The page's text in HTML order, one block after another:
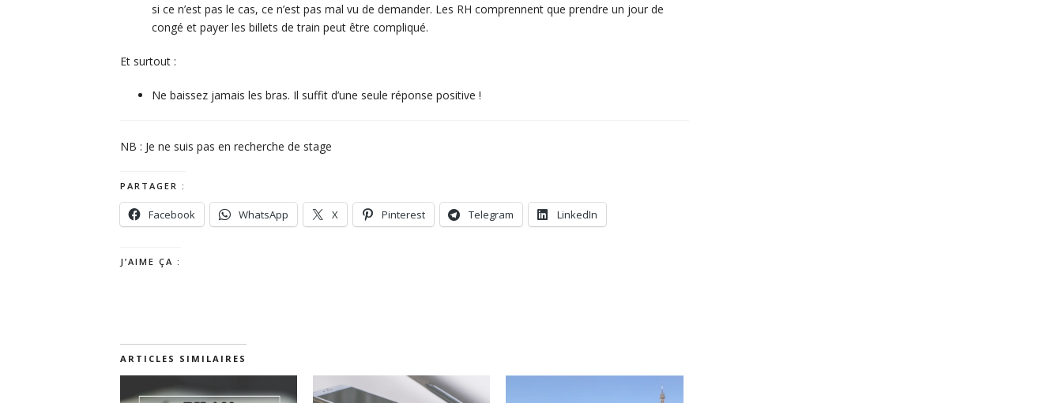
si ce n’est pas le cas, ce n’est pas mal vu de demander. Les RH comprennent que prendre un jour de
congé et payer les billets de train peut être compliqué.
Et surtout :
Ne baissez jamais les bras. Il suffit d’une seule réponse positive !
NB : Je ne suis pas en recherche de stage
PARTAGER :
Facebook WhatsApp X Pinterest Telegram LinkedIn
J’AIME ÇA :
ARTICLES SIMILAIRES